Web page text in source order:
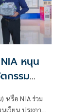
หนุน
กรรม
าถูพื้น
หรือ NIA ร่วม
เวียน ประกาศ